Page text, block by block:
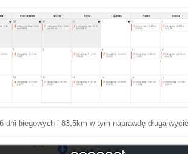
dni biegowych i 83,5km w tym naprawdę długa